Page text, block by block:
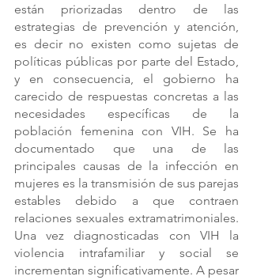
están priorizadas dentro de las
estrategias de prevención y atención,
es decir no existen como sujetas de
políticas públicas por parte del Estado,
y en consecuencia, el gobierno ha
carecido de respuestas concretas a las
necesidades específicas de la
población femenina con VIH. Se ha
documentado que una de las
principales causas de la infección en
mujeres es la transmisión de sus parejas
estables debido a que contraen
relaciones sexuales extramatrimoniales.
Una vez diagnosticadas con VIH la
violencia intrafamiliar y social se
incrementan significativamente. A pesar